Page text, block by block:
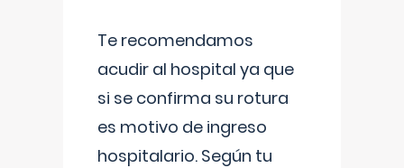
Te recomendamos
acudir al hospital ya que
si se confirma su rotura
es motivo de ingreso
hospitalario. Según tu